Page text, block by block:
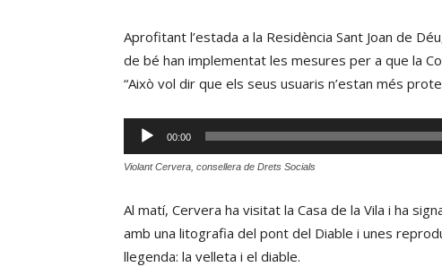
Aprofitant l’estada a la Residència Sant Joan de
de bé han implementat les mesures per a que la
“Això vol dir que els seus usuaris n’estan més
Reproductor
d'àudio
00:00
Violant Cervera, consellera de Drets Socials
Al matí, Cervera ha visitat la Casa de la Vila i ha
amb una litografia del pont del Diable i unes
llegenda: la velleta i el diable.